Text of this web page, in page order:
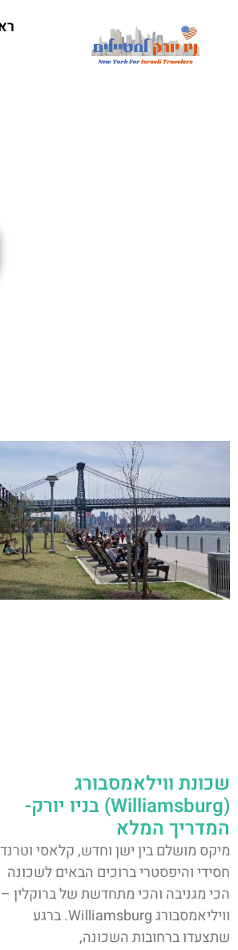
שכונת ווילאמסבורג
(Williamsburg) בניו יורק-
המדריך המלא
מיקס מושלם בין ישן וחדש, קלאסי
חסידי והיפסטרי ברוכים הבאים לשכונה
הכי מגניבה והכי מתחדשת של ברוקלין –
וויליאמסבורג Williamsburg. ברגע
שתצעדו ברחובות השכונה,